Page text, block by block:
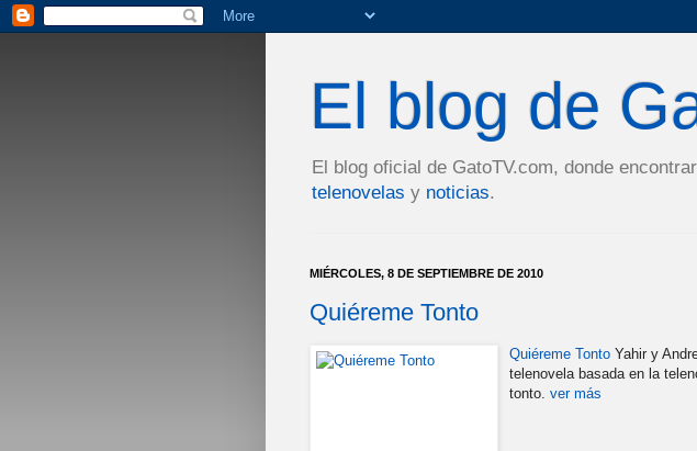
El blog de
El blog oficial de GatoTV.com, donde
telenovelas y noticias.
MIÉRCOLES, 8 DE SEPTIEMBRE DE 2010
Quiéreme Tonto
Quiéreme Tonto Yahir y
telenovela basada en la
tonto. ver más